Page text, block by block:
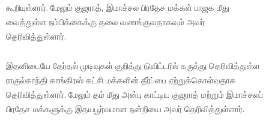
கூறியுள்ளார். மேலும் குஜராத், இமாச்சல பிரதேச மக்கள் பாஜக மீது
வைத்துள்ள நம்பிக்கைக்கு தலை வணங்குவதாகவும் அவர்
தெரிவித்துள்ளார்.
இதனிடையே தேர்தல் முடிவுகள் குறித்து டுவிட்டரில் கருத்து தெரிவித்துள்ள
ராகுல்காந்தி காங்கிரஸ் கட்சி மக்களின் தீர்ப்பை ஏற்றுக்கொள்வதாக
தெரிவித்துள்ளார். மேலும் தம் மீது அன்பு காட்டிய குஜராத் மற்றும் இமாச்சலப்
பிரதேச மக்களுக்கு இதயபூர்வமான நன்றியை அவர் தெரிவித்துள்ளார்.